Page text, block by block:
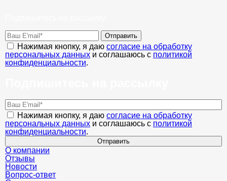
Отправить
Нажимая кнопку, я даю согласие на обработку
персональных данных и соглашаюсь с политикой
конфиденциальности.
Нажимая кнопку, я даю согласие на обработку
персональных данных и соглашаюсь с политикой
конфиденциальности.
Отправить
О компании
Отзывы
Новости
Вопрос-ответ